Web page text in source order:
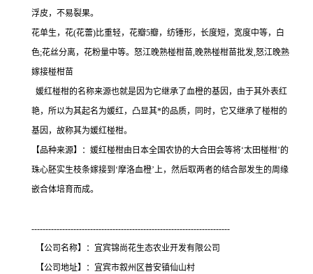
浮皮，不易裂果。
花单生，花(花蕾)比重轻，花瓣5瓣，纺锤形，长度短，宽度中等，白
色;花丝分离，花粉量中等。怒江晚熟椪柑苗,晚熟椪柑苗批发,怒江晚熟
嫁接椪柑苗
媛红椪柑的名称来源也就是因为它继承了血橙的基因，由于其外表红
艳，所以为其起名为媛红，凸显其*的品质，同时，它又继承了椪柑的
基因，故称其为媛红椪柑。
【品种来源】：媛红椪柑由日本全国农协的大合田会等将‘太田椪柑’的
珠心胚实生枝条嫁接到‘摩洛血橙’上，然后取两者的结合部发生的周缘
嵌合体培育而成。
-----------------------------------------------------------------------
【公司名称】：宜宾锦尚花生态农业开发有限公司
【公司地址】：宜宾市叙州区普安镇仙山村